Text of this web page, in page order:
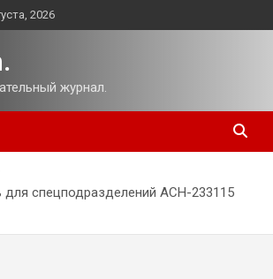
2026
журнал.
для спецподразделений АСН-233115